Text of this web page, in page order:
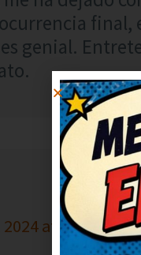
final,
genial.
at 9:04